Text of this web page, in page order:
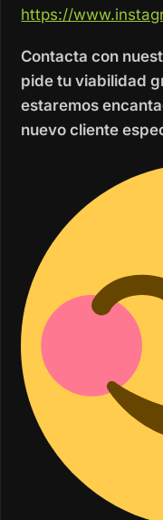
https://
Contacta con
pide tu viabilidad
estaremos
nuevo cliente